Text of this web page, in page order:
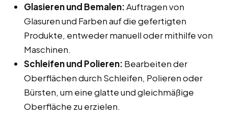
Glasieren und Bemalen:Auftragen von
Glasuren und Farben auf die gefertigten
Produkte, entweder manuell oder mithilfe von
Maschinen.
Schleifen und Polieren: Bearbeiten der
Oberflächen durch Schleifen, Polieren oder
Bürsten, um eine glatte und gleichmäßige
Oberfläche zu erzielen.